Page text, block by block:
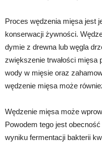
Proces wędzenia mięsa jest
konserwacji żywności.
dymie z drewna lub węgla
zwiększenie trwałości
wody w mięsie oraz
wędzenie mięsa może
Wędzenie mięsa może
Powodem tego jest
wyniku fermentacji bakterii